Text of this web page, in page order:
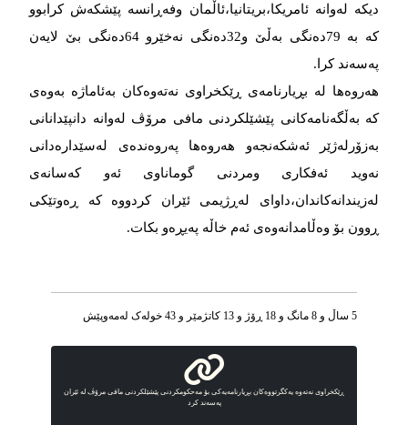
دیکە لەوانە ئامریکا،بریتانیا،ئاڵمان وفەڕانسە پێشکەش کرابوو
کە بە 79دەنگی بەڵێ و32دەنگی نەخێرو 64دەنگی بێ لایەن
پەسەند کرا.
هەروەها لە بڕیارنامەی ڕێکخراوی نەتەوەکان بەئاماژە بەوەی
کە بەڵگەنامەکانی پێشێلکردنی مافی مرۆڤ لەوانە دانپێدانانی
بەزۆرلەژێر ئەشکەنجەو هەروەها پەروەندەی لەسێدارەدانی
نەوید ئەفکاری ومردنی گوماناوی ئەو کەسانەی
لەزیندانەکاندان،داوای لەڕژیمی ئێران کردووە کە ڕەوتێکی
ڕوون بۆ وەڵامدانەوەی ئەم خاڵە پەیڕەو بکات.
5 ساڵ و 8 مانگ و 18 ڕۆژ و 13 کاتژمێر و 43 خوله‌ک له‌مه‌وپێش‌
ڕێکخراوی نەتەوە یەکگرتووەکان بڕیارنامەیەکی بۆ مەحکومکردنی پێشێلکردنی مافی مرۆڤ لە ئێران
پەسەند کرد